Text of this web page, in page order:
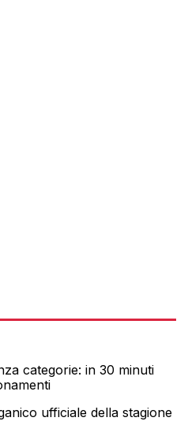
categorie: in 30 minuti
ufficiale della stagione